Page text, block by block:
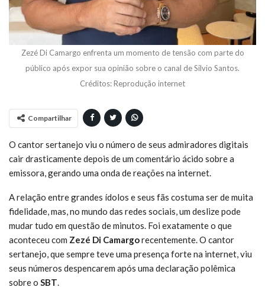
Zezé Di Camargo enfrenta um momento de tensão com parte do
público após expor sua opinião sobre o canal de Silvio Santos.
Créditos: Reprodução internet
Compartilhar
O cantor sertanejo viu o número de seus admiradores digitais
cair drasticamente depois de um comentário ácido sobre a
emissora, gerando uma onda de reações na internet.
A relação entre grandes ídolos e seus fãs costuma ser de muita
fidelidade, mas, no mundo das redes sociais, um deslize pode
mudar tudo em questão de minutos. Foi exatamente o que
aconteceu com Zezé Di Camargorecentemente. O cantor
sertanejo, que sempre teve uma presença forte na internet, viu
seus números despencarem após uma declaração polêmica
sobre o SBT.